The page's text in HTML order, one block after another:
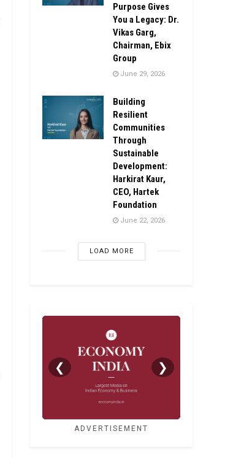
Purpose Gives
You a Legacy: Dr.
Vikas Garg,
Chairman, Ebix
Group
June 29, 2026
Building
Resilient
Communities
Through
Sustainable
Development:
Harkirat Kaur,
CEO, Hartek
Foundation
June 22, 2026
LOAD MORE
❮ ❯
ADVERTISEMENT